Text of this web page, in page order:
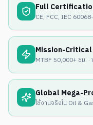
Full
CE, FCC, IEC
Mission-
MTBF 50,000+ ชม.
Global Mega-
ใช้งานจริงใน Oil &